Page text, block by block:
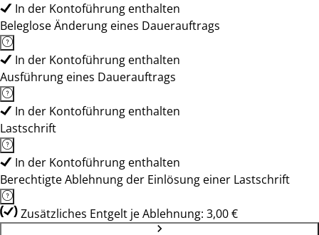
In der Kontoführung enthalten
Beleglose Änderung eines Dauerauftrags
In der Kontoführung enthalten
Ausführung eines Dauerauftrags
In der Kontoführung enthalten
Lastschrift
In der Kontoführung enthalten
Berechtigte Ablehnung der Einlösung einer Lastschrift
Zusätzliches Entgelt je Ablehnung: 3,00 €